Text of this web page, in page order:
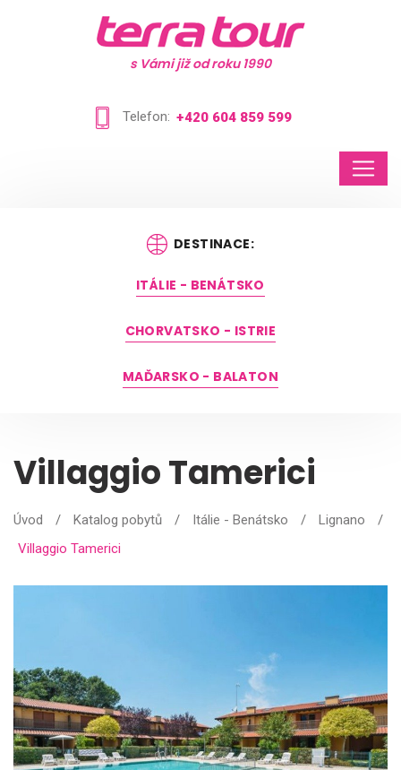
s Vámi již od roku 1990
Telefon: +420 604 859 599
DESTINACE:
ITÁLIE - BENÁTSKO
CHORVATSKO - ISTRIE
MAĎARSKO - BALATON
Villaggio Tamerici
Úvod / Katalog pobytů / Itálie - Benátsko / Lignano
/
Villaggio Tamerici